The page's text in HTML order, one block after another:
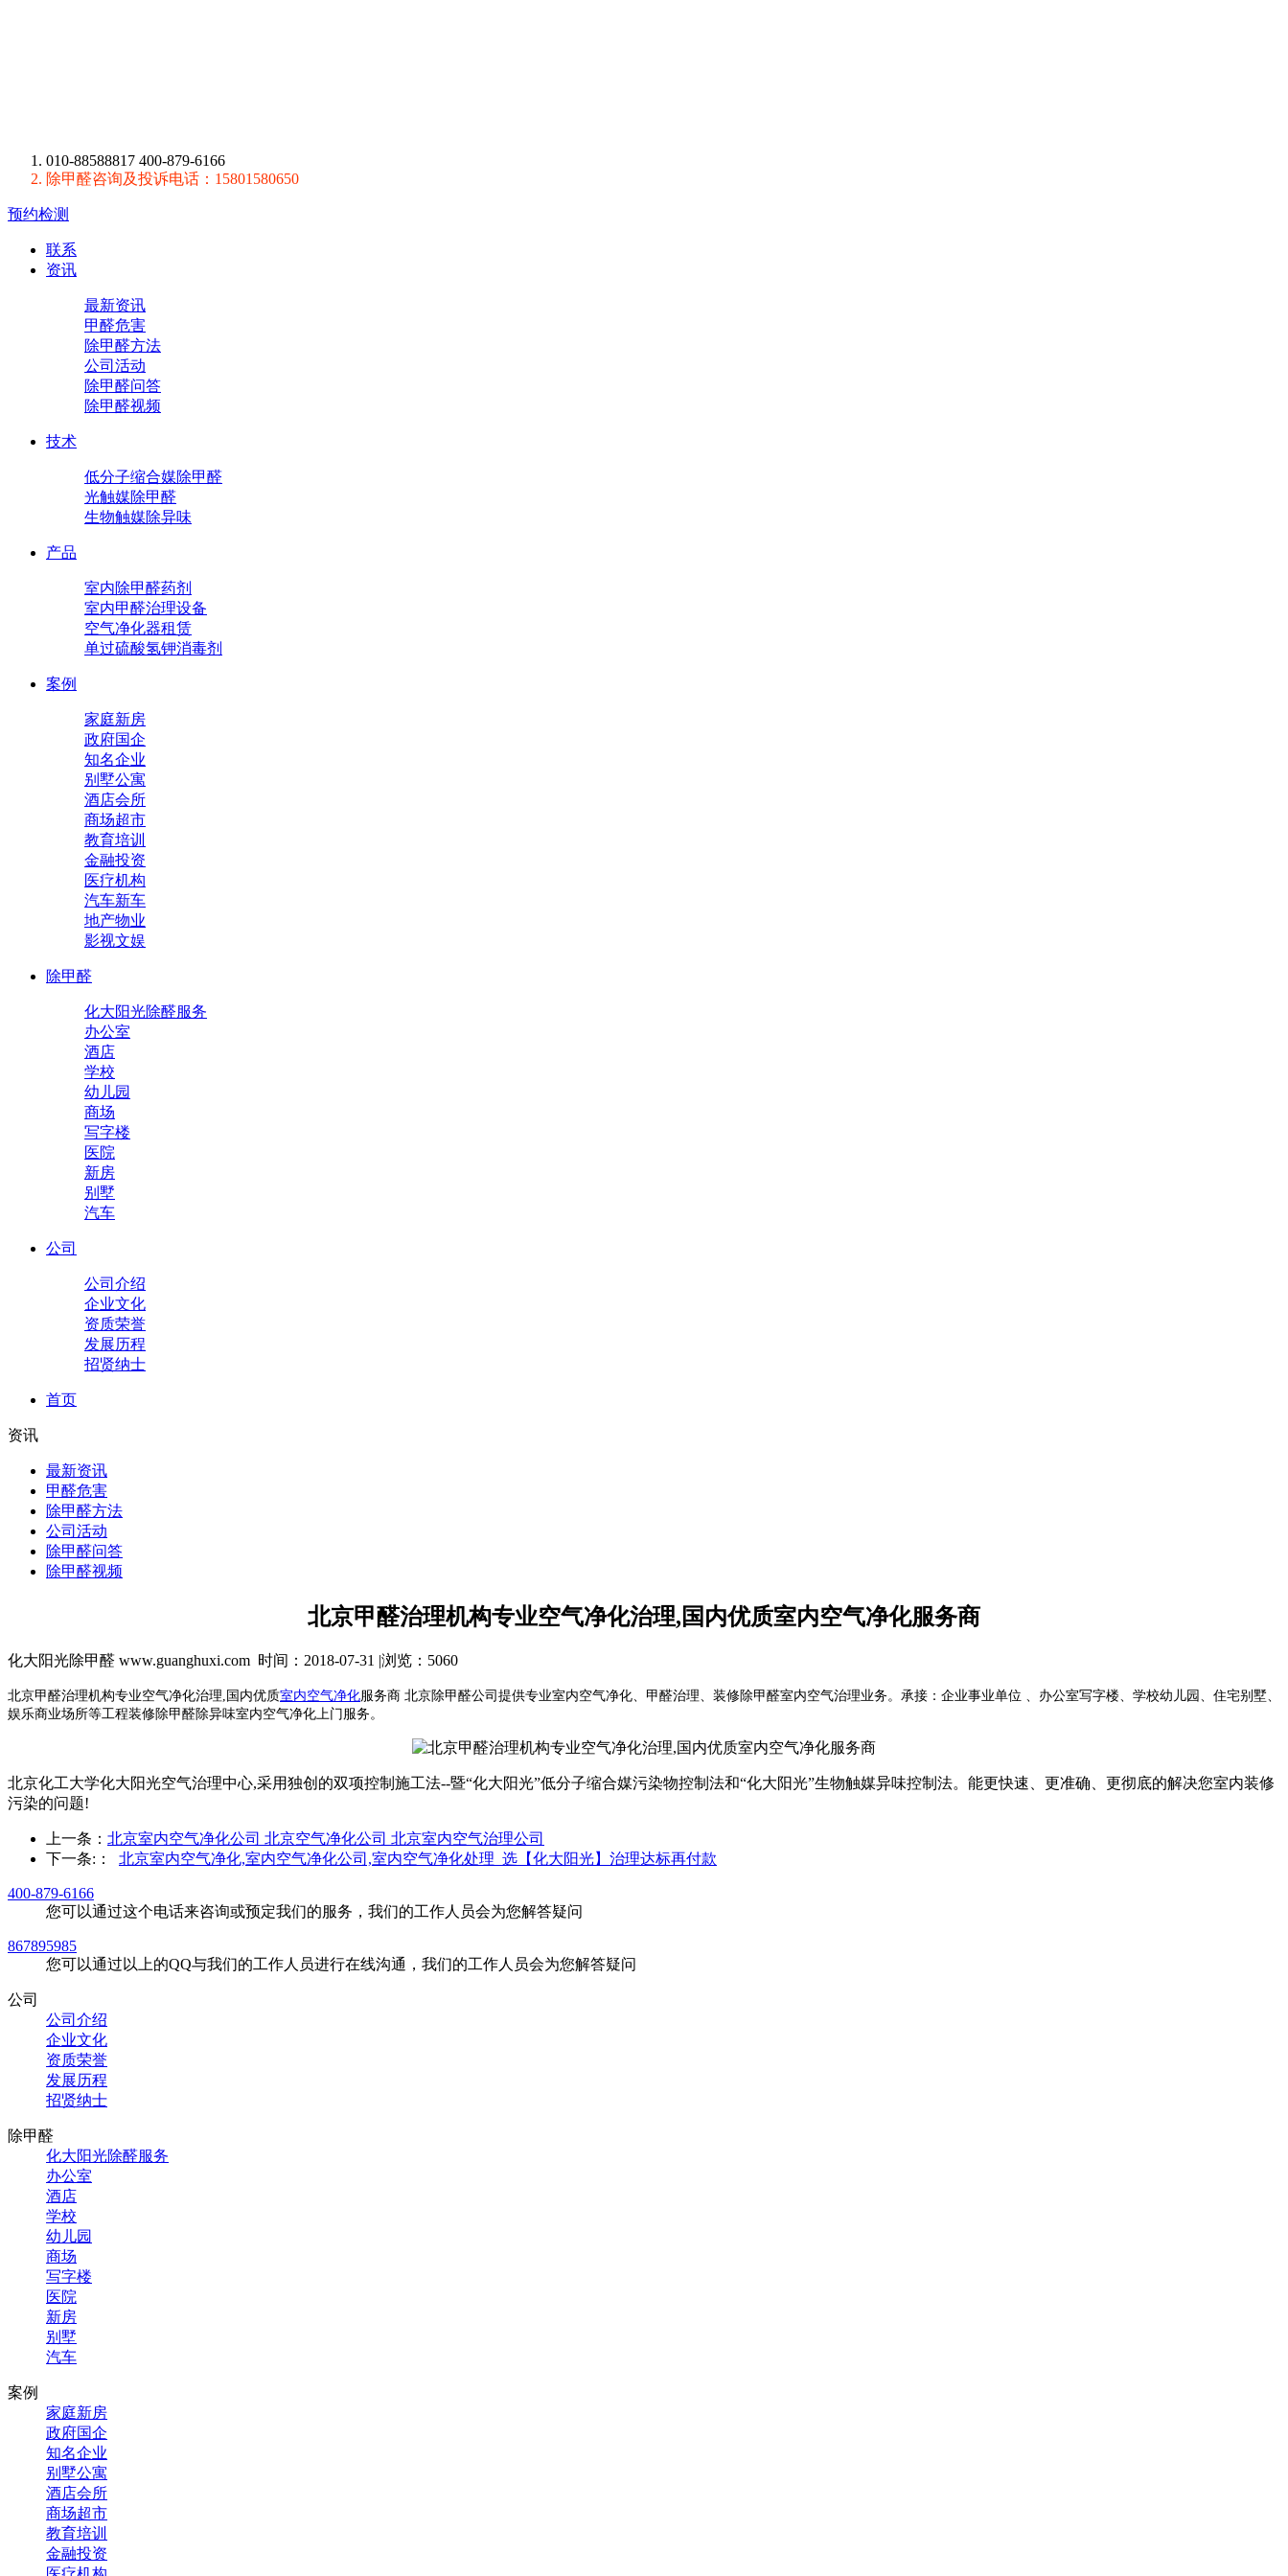
010-88588817 400-879-6166
除甲醛咨询及投诉电话：15801580650
预约检测
联系
资讯
最新资讯
甲醛危害
除甲醛方法
公司活动
除甲醛问答
除甲醛视频
技术
低分子缩合媒除甲醛
光触媒除甲醛
生物触媒除异味
产品
室内除甲醛药剂
室内甲醛治理设备
空气净化器租赁
单过硫酸氢钾消毒剂
案例
家庭新房
政府国企
知名企业
别墅公寓
酒店会所
商场超市
教育培训
金融投资
医疗机构
汽车新车
地产物业
影视文娱
除甲醛
化大阳光除醛服务
办公室
酒店
学校
幼儿园
商场
写字楼
医院
新房
别墅
汽车
公司
公司介绍
企业文化
资质荣誉
发展历程
招贤纳士
首页
资讯
最新资讯
甲醛危害
除甲醛方法
公司活动
除甲醛问答
除甲醛视频
北京甲醛治理机构专业空气净化治理,国内优质室内空气净化服务商
化大阳光除甲醛 www.guanghuxi.com 时间：2018-07-31 |浏览：5060
北京甲醛治理机构专业空气净化治理,国内优质室内空气净化服务商 北京除甲醛公司提供专业室内空气净化、甲醛治理、装修除甲醛室内空气治理业务。承接：企业事业单位 、办公室写字楼、学校幼儿园、住宅别墅、
娱乐商业场所等工程装修除甲醛除异味室内空气净化上门服务。
北京化工大学化大阳光空气治理中心,采用独创的双项控制施工法--暨“化大阳光”低分子缩合媒污染物控制法和“化大阳光”生物触媒异味控制法。能更快速、更准确、更彻底的解决您室内装修
污染的问题!
上一条： 北京室内空气净化公司 北京空气净化公司 北京室内空气治理公司
下一条: ： 北京室内空气净化,室内空气净化公司,室内空气净化处理_选【化大阳光】治理达标再付款
400-879-6166
您可以通过这个电话来咨询或预定我们的服务，我们的工作人员会为您解答疑问
867895985
您可以通过以上的QQ与我们的工作人员进行在线沟通，我们的工作人员会为您解答疑问
公司
公司介绍
企业文化
资质荣誉
发展历程
招贤纳士
除甲醛
化大阳光除醛服务
办公室
酒店
学校
幼儿园
商场
写字楼
医院
新房
别墅
汽车
案例
家庭新房
政府国企
知名企业
别墅公寓
酒店会所
商场超市
教育培训
金融投资